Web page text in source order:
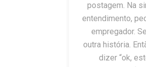
postagem. Na
entendimento,
empregador.
outra história.
dizer “ok,